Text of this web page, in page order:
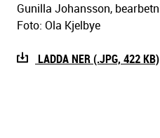
Gunilla Johansson,
Foto: Ola Kjelbye
LADDA NER (.JPG, 422 KB)